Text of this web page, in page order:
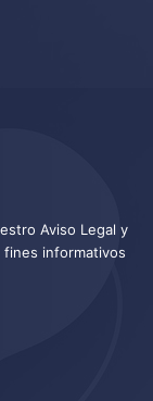
Aviso Legal y
informativos